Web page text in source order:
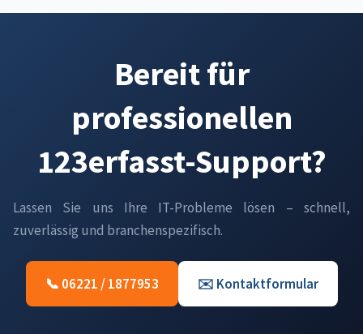
Bereit für
professionellen
123erfasst-Support?
Lassen Sie uns Ihre IT-Probleme lösen – schnell,
zuverlässig und branchenspezifisch.
📞 06221 / 1877953 ✉️ Kontaktformular